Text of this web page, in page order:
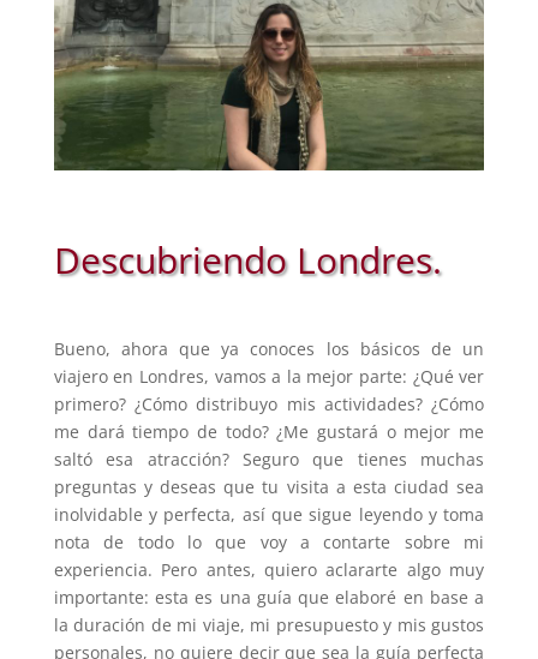
Descubriendo Londres.
Bueno, ahora que ya conoces los básicos de un
viajero en Londres, vamos a la mejor parte: ¿Qué ver
primero? ¿Cómo distribuyo mis actividades? ¿Cómo
me dará tiempo de todo? ¿Me gustará o mejor me
saltó esa atracción? Seguro que tienes muchas
preguntas y deseas que tu visita a esta ciudad sea
inolvidable y perfecta, así que sigue leyendo y toma
nota de todo lo que voy a contarte sobre mi
experiencia. Pero antes, quiero aclararte algo muy
importante: esta es una guía que elaboré en base a
la duración de mi viaje, mi presupuesto y mis gustos
personales, no quiere decir que sea la guía perfecta